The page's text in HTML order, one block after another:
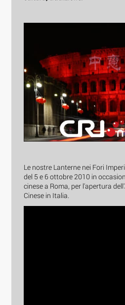
Le nostre Lanterne nei Fori
del 5 e 6 ottobre 2010 in
cinese a Roma, per l'apertura
Cinese in Italia.